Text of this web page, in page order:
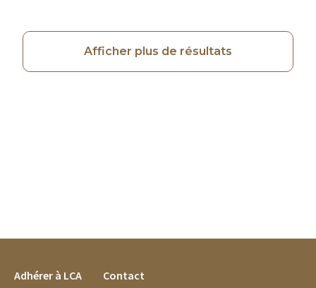
Afficher plus de résultats
FOOTER MENU
Adhérer à LCA Contact